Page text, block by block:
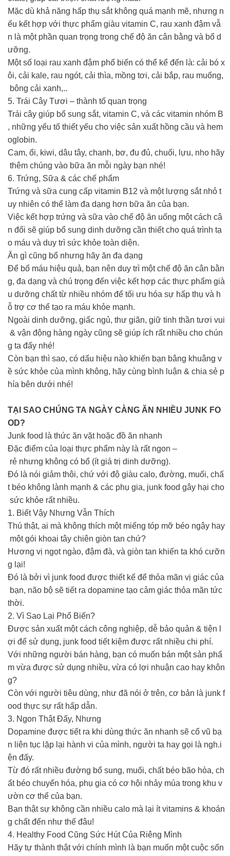
Mặc dù khả năng hấp thụ sắt không quá mạnh mẽ, nhưng n
ếu kết hợp với thực phẩm giàu vitamin C, rau xanh đậm vẫ
n là một phần quan trọng trong chế độ ăn cân bằng và bổ d
ưỡng.
Một số loại rau xanh đậm phổ biến có thể kể đến là: cải bó x
ôi, cải kale, rau ngót, cải thìa, mồng tơi, cải bắp, rau muống,
bông cải xanh,..
5. Trái Cây Tươi – thành tố quan trọng
Trái cây giúp bổ sung sắt, vitamin C, và các vitamin nhóm B
, những yếu tố thiết yếu cho việc sản xuất hồng cầu và hem
oglobin.
Cam, ổi, kiwi, dâu tây, chanh, bơ, đu đủ, chuối, lựu, nho hãy
thêm chúng vào bữa ăn mỗi ngày bạn nhé!
6. Trứng, Sữa & các chế phẩm
Trứng và sữa cung cấp vitamin B12 và một lượng sắt nhỏ t
uy nhiên có thể làm đa dạng hơn bữa ăn của bạn.
Việc kết hợp trứng và sữa vào chế độ ăn uống một cách câ
n đối sẽ giúp bổ sung dinh dưỡng cần thiết cho quá trình tạ
o máu và duy trì sức khỏe toàn diện.
Ăn gì cũng bổ nhưng hãy ăn đa dạng
Để bổ máu hiệu quả, bạn nên duy trì một chế độ ăn cân bằn
g, đa dạng và chú trọng đến việc kết hợp các thực phẩm già
u dưỡng chất từ nhiều nhóm để tối ưu hóa sự hấp thụ và h
ỗ trợ cơ thể tạo ra máu khỏe mạnh.
Ngoài dinh dưỡng, giấc ngủ, thư giãn, giữ tinh thần tươi vui
& vận động hàng ngày cũng sẽ giúp ích rất nhiều cho chún
g ta đấy nhé!
Còn bạn thì sao, có dấu hiệu nào khiến bạn bâng khuâng v
ề sức khỏe của mình không, hãy cùng bình luận & chia sẻ p
hía bên dưới nhé!
TẠI SAO CHÚNG TA NGÀY CÀNG ĂN NHIỀU JUNK FO
OD?
Junk food là thức ăn vặt hoặc đồ ăn nhanh
Đặc điểm của loại thực phẩm này là rất ngon –
rẻ nhưng không có bổ (ít giá trị dinh dưỡng).
Đó là nói giảm thôi, chứ với độ giàu calo, đường, muối, chấ
t béo không lành mạnh & các phụ gia, junk food gây hại cho
sức khỏe rất nhiều.
1. Biết Vậy Nhưng Vẫn Thích
Thú thật, ai mà không thích một miếng tóp mỡ béo ngậy hay
một gói khoai tây chiên giòn tan chứ?
Hương vị ngọt ngào, đậm đà, và giòn tan khiến ta khó cưỡn
g lại!
Đó là bởi vì junk food được thiết kế để thỏa mãn vị giác của
bạn, não bộ sẽ tiết ra dopamine tạo cảm giác thỏa mãn tức
thời.
2. Vì Sao Lại Phổ Biến?
Được sản xuất một cách công nghiệp, dễ bảo quản & tiện l
ợi để sử dụng, junk food tiết kiệm được rất nhiều chi phí.
Với những người bán hàng, bạn có muốn bán một sản phẩ
m vừa được sử dụng nhiều, vừa có lợi nhuận cao hay khôn
g?
Còn với người tiêu dùng, như đã nói ở trên, cơ bản là junk f
ood thực sự rất hấp dẫn.
3. Ngon Thật Đấy, Nhưng
Dopamine được tiết ra khi dùng thức ăn nhanh sẽ cổ vũ bạ
n liên tục lặp lại hành vi của mình, người ta hay gọi là ngh.i
ện đấy.
Từ đó rất nhiều đường bổ sung, muối, chất béo bão hòa, ch
ất béo chuyển hóa, phụ gia có cơ hội nhảy múa trong khu v
ườn cơ thể của bạn.
Bạn thật sự không cần nhiều calo mà lại ít vitamins & khoán
g chất đến như thế đâu!
4. Healthy Food Cũng Sức Hút Của Riêng Mình
Hãy tự thành thật với chính mình là bạn muốn một cuộc sốn